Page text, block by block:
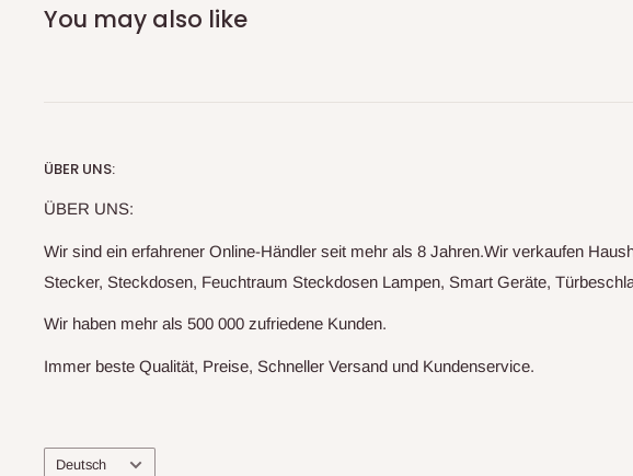
You may also like
ÜBER UNS:
ÜBER UNS:
Wir sind ein erfahrener Online-Händler seit mehr als 8 Jahren.Wir verkaufen
Stecker, Steckdosen, Feuchtraum Steckdosen Lampen, Smart Geräte,
Wir haben mehr als 500 000 zufriedene Kunden.
Immer beste Qualität, Preise, Schneller Versand und Kundenservice.
Sprache
Deutsch